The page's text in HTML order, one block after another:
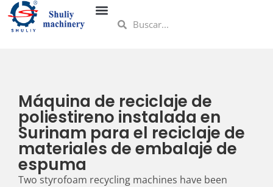
Máquina de reciclaje de
poliestireno instalada en
Surinam para el reciclaje de
materiales de embalaje de
espuma
Two styrofoam recycling machines have been